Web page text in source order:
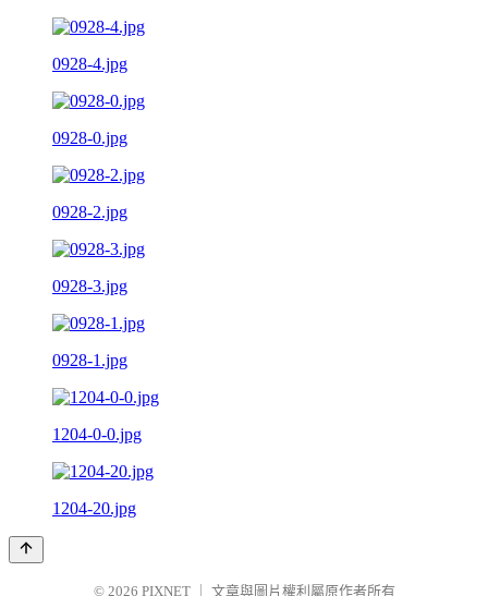
0928-4.jpg
0928-0.jpg
0928-2.jpg
0928-3.jpg
0928-1.jpg
1204-0-0.jpg
1204-20.jpg
© 2026 PIXNET 文章與圖片權利屬原作者所有